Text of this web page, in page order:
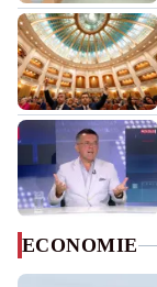
ECONOMIE